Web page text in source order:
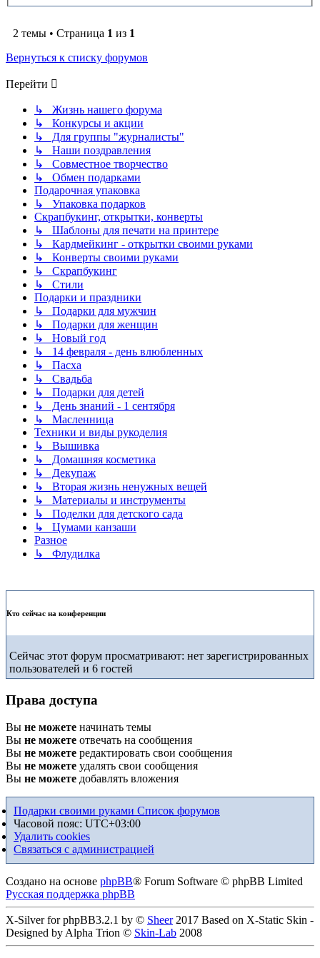
2 темы • Страница 1 из 1
Вернуться к списку форумов
Перейти
↳ Жизнь нашего форума
↳ Конкурсы и акции
↳ Для группы "журналисты"
↳ Наши поздравления
↳ Совместное творчество
↳ Обмен подарками
Подарочная упаковка
↳ Упаковка подарков
Скрапбукинг, открытки, конверты
↳ Шаблоны для печати на принтере
↳ Кардмейкинг - открытки своими руками
↳ Конверты своими руками
↳ Скрапбукинг
↳ Стили
Подарки и праздники
↳ Подарки для мужчин
↳ Подарки для женщин
↳ Новый год
↳ 14 февраля - день влюбленных
↳ Пасха
↳ Свадьба
↳ Подарки для детей
↳ День знаний - 1 сентября
↳ Масленница
Техники и виды рукоделия
↳ Вышивка
↳ Домашняя косметика
↳ Декупаж
↳ Вторая жизнь ненужных вещей
↳ Материалы и инструменты
↳ Поделки для детского сада
↳ Цумами канзаши
Разное
↳ Флудилка
Кто сейчас на конференции
Сейчас этот форум просматривают: нет зарегистрированных
пользователей и 6 гостей
Права доступа
Вы не можете начинать темы
Вы не можете отвечать на сообщения
Вы не можете редактировать свои сообщения
Вы не можете удалять свои сообщения
Вы не можете добавлять вложения
Подарки своими руками Список форумов
Часовой пояс: UTC+03:00
Удалить cookies
Связаться с администрацией
Создано на основе phpBB® Forum Software © phpBB Limited
Русская поддержка phpBB
X-Silver for phpBB3.2.1 by © Sheer2017 Based on X-Static Skin -
Designed by Alpha Trion © Skin-Lab 2008